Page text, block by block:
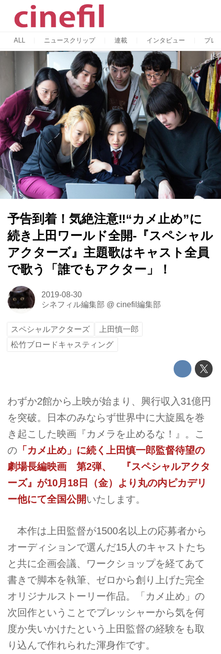
ALL ニュースクリップ 連載 インタビュー プレ
予告到着！気絶注意‼️“カメ止め”に
続き上田ワールド全開-『スペシャル
アクターズ』主題歌はキャスト全員
で歌う「誰でもアクター」！
2019-08-30
シネフィル編集部 @ cinefil編集部
スペシャルアクターズ
上田慎一郎
松竹ブロードキャスティング
わずか2館から上映が始まり、興行収入31億円
を突破。日本のみならず世界中に大旋風を巻
き起こした映画『カメラを止めるな！』。こ
の 「カメ止め」に続く上田慎一郎監督待望の
劇場長編映画 第2弾、 『スペシャルアクタ
ーズ』 が10月 18 日（金）より丸の内ピカデリ
ー他にて全国公開いたします。
本作は上田監督が1500名以上の応募者から
オーディションで選んだ15人のキャストたち
と共に企画会議、ワークショップを経てあて
書きで脚本を執筆、ゼロから創り上げた完全
オリジナルストーリー作品。「カメ止め」の
次回作ということでプレッシャーから気を何
度か失いかけたという上田監督の経験をも取
り込んで作れられた渾身作です。